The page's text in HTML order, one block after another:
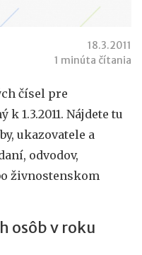
18.3.2011
1 minúta čítania
čísel pre
1.3.2011. Nájdete tu
ukazovatele a
odvodov,
živnostenskom
osôb v roku